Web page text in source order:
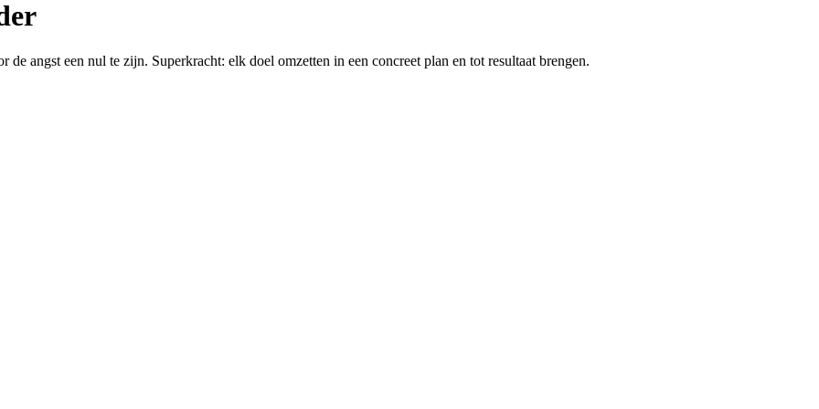
angst een nul te zijn. Superkracht: elk doel omzetten in een concreet plan en tot resultaat brengen.